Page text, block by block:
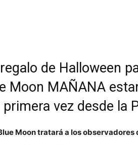
de Halloween
Moon MAÑANA
primera vez desde la
Moon tratará a los